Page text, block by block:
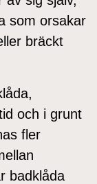
som orsakar
bräckt
och i grunt
fler
badklåda